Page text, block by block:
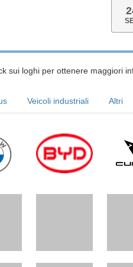
sui loghi per ottenere maggiori
Veicoli industriali Altri